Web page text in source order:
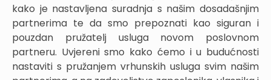
kako je nastavljena suradnja s našim dosadašnjim
partnerima te da smo prepoznati kao siguran i
pouzdan pružatelj usluga novom poslovnom
partneru. Uvjereni smo kako ćemo i u budućnosti
nastaviti s pružanjem vrhunskih usluga svim našim